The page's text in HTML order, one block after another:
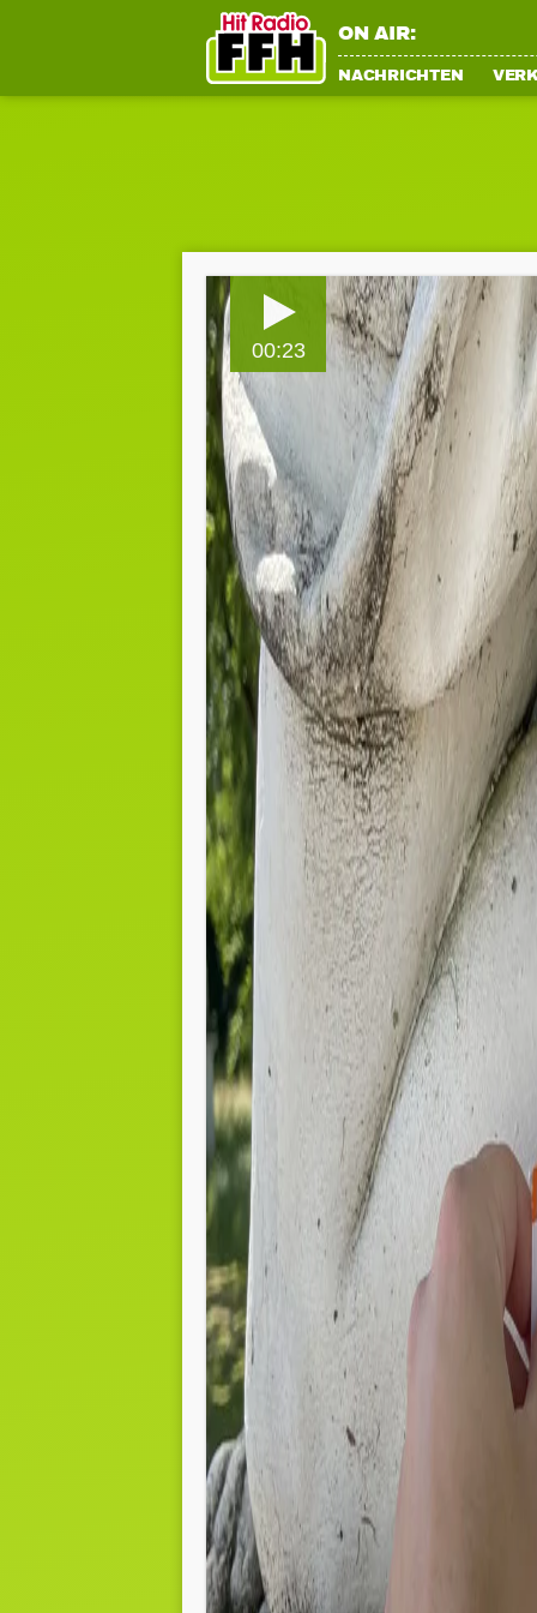
ON AIR:
NACHRICHTEN
00:23